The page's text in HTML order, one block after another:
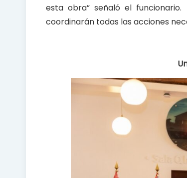
esta obra” señaló el
coordinarán todas las acciones